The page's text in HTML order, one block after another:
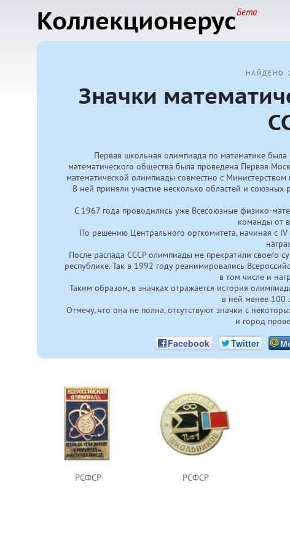
КоллекционерусБета
НАЙДЕНО
Значки
Первая школьная олимпиада по математике
математического общества была проведена Первая
математической олимпиады совместно с
В ней приняли участие несколько областей и союзных
С 1967 года проводились уже Всесоюзные физико-
команды от
По решению Центрального оргкомитета, начиная с
После распада СССР олимпиады не прекратили своего
республике. Так в 1992 году реанимировались
в том числе и
Таким образом, в значках отражается история
в ней менее 100
Отмечу, что она не полна, отсутствуют значки с
и город
Facebook Twitter
РСФСР РСФСР